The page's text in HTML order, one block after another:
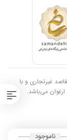
ناموجود
غیرتجاری و با
می‌باشد.